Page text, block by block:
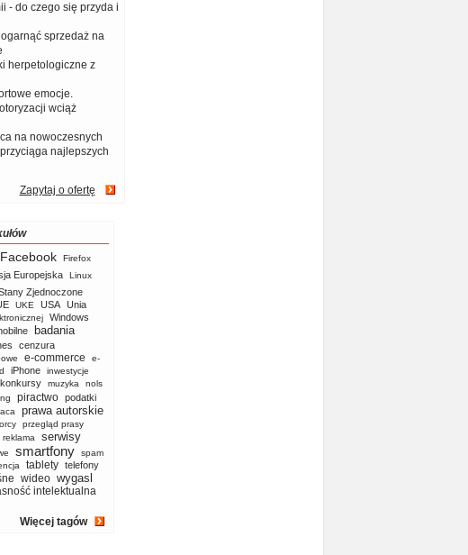
- do czego się przyda i
sprzedaż na
herpetologiczne z
emocje.
wciąż
na nowoczesnych
najlepszych
Zapytaj o ofertę
Facebook Firefox
Europejska Linux
Zjednoczone
UKE USA
Unia
Windows
badania
cenzura
e-commerce
e-
iPhone inwestycje
konkursy muzyka nols
piractwo podatki
prawa autorskie
przegląd prasy
reklama
serwisy
smartfony
spam
tablety telefony
wideo wygasl
intelektualna
Więcej tagów